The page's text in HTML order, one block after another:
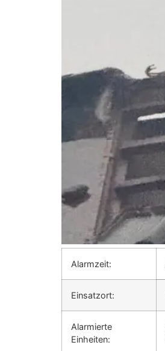
Alarmzeit:
Einsatzort:
Alarmierte
Einheiten: